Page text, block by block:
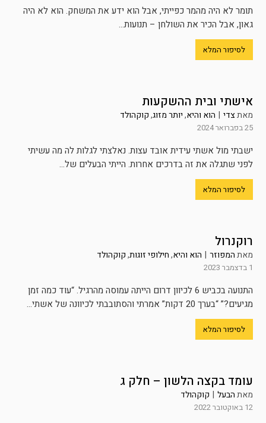
תומר לא היה מהמר כפייתי, אבל הוא ידע את המשחק. הוא לא היה
גאון, אבל הכיר את השולחן – תנועות...
לסיפור המלא
אישתי ובית ההשקעות
מאתצדי | הוא והיא,יותר מזוג,קוקהולד
25 בפברואר 2024
ישבתי מול אשתי עידית אובד עצות. נאלצתי לגלות לה מה עשיתי
לפני שתגלה את זה בדרכים אחרות. הייתי הבעלים של...
לסיפור המלא
רוקנרול
מאתהמפוזר | הוא והיא,חילופי זוגות,קוקהולד
1 בדצמבר 2023
התנועה בכביש 6 לכיוון דרום הייתה עמוסה מהרגיל. “עוד כמה זמן
מגיעים?” “בערך 20 דקות” אמרתי והסתובבתי לכיוונה של אשתי...
לסיפור המלא
עומד בקצה הלשון – חלק ג
מאתהבעל | קוקהולד
12 באוקטובר 2022